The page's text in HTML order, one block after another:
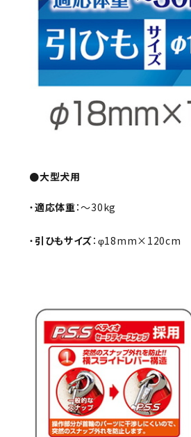
●大型犬用
・適応体重：〜30kg
・引ひもサイズ：φ18mm×120cm